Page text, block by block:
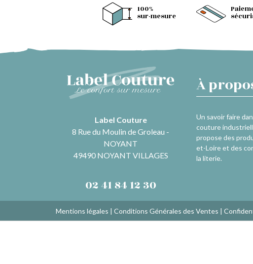
100%
sur-mesure
Label Couture
8 Rue du Moulin de Groleau -
NOYANT
49490 NOYANT VILLAGES
02 41 84 12 30
À
Un savoir faire
couture
propose des
et-Loire et des
la literie.
Mentions légales | Conditions Générales des Ventes |